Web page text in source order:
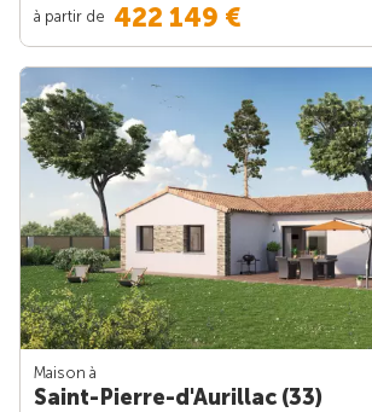
à partir de 422 149 €
Maison à
Saint-Pierre-d'Aurillac (33)